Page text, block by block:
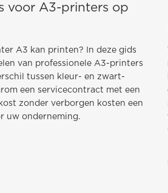
voor A3-printers op
A3 kan printen? In deze gids
van professionele A3-printers
tussen kleur- en zwart-
een servicecontract met een
zonder verborgen kosten een
uw onderneming.